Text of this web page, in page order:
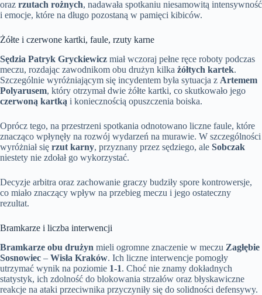
oraz rzutach rożnych, nadawała spotkaniu niesamowitą intensywność
i emocje, które na długo pozostaną w pamięci kibiców.
Żółte i czerwone kartki, faule, rzuty karne
Sędzia Patryk Gryckiewicz miał wczoraj pełne ręce roboty podczas
meczu, rozdając zawodnikom obu drużyn kilka żółtych kartek.
Szczególnie wyróżniającym się incydentem była sytuacja z Artemem
Polyarusem, który otrzymał dwie żółte kartki, co skutkowało jego
czerwoną kartką i koniecznością opuszczenia boiska.
Oprócz tego, na przestrzeni spotkania odnotowano liczne faule, które
znacząco wpłynęły na rozwój wydarzeń na murawie. W szczególności
wyróżniał się rzut karny, przyznany przez sędziego, ale Sobczak
niestety nie zdołał go wykorzystać.
Decyzje arbitra oraz zachowanie graczy budziły spore kontrowersje,
co miało znaczący wpływ na przebieg meczu i jego ostateczny
rezultat.
Bramkarze i liczba interwencji
Bramkarze obu drużyn mieli ogromne znaczenie w meczu Zagłębie
Sosnowiec – Wisła Kraków. Ich liczne interwencje pomogły
utrzymać wynik na poziomie 1-1. Choć nie znamy dokładnych
statystyk, ich zdolność do blokowania strzałów oraz błyskawiczne
reakcje na ataki przeciwnika przyczyniły się do solidności defensywy.